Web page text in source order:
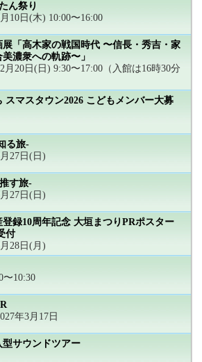
ん祭り
10日(木) 10:00〜16:00
「高木家の戦国時代 〜信長・秀吉・家
濃衆への軌跡〜」
月20日(日) 9:30〜17:00（入館は16時30分
スマスタウン2026 こどもメンバー大募
る旅-
27日(日)
す旅-
27日(日)
録10周年記念 大垣まつりPRポスター
付
28日(月)
〜10:30
年3月17日
型サウンドツアー